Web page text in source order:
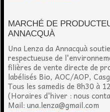
MARCHÉ DE
ANNACQUÀ
Una Lenza da Annacquà soutient une agriculture vivrière
respectueuse de
filières de vente directe de
labélisés Bio, AOC/AOP,
Tous les samedis de 8h30 à
(Horaires d'hiver : nous
Mail: una.lenza@gmail.com